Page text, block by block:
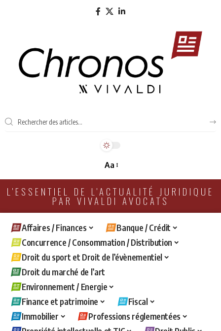
Aa
L'ESSENTIEL DE L'ACTUALITÉ JURIDIQUE
PAR VIVALDI AVOCATS
Affaires / Finances
Banque / Crédit
Concurrence / Consommation / Distribution
Droit du sport et Droit de l’évènementiel
Droit du marché de l’art
Environnement / Energie
Finance et patrimoine
Fiscal
Immobilier
Professions réglementées